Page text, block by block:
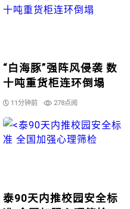
“白海豚”强阵风侵袭 数
十吨重货柜连环倒塌
11分钟前 278点阅
泰90天内推校园安全标